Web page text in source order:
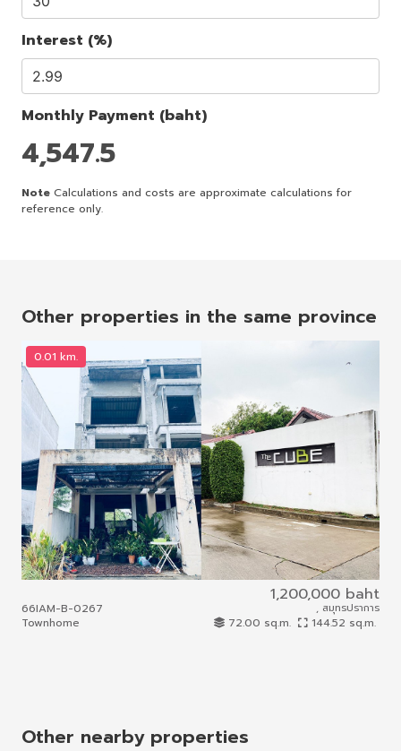
Interest (%)
Monthly Payment (baht)
4,547.5
Note Calculations and costs are approximate calculations for
reference only.
Other properties in the same province
0.01 km.
1,200,000 baht
66IAM-B-0267
Townhome
, สมุทรปราการ
72.00 sq.m. 144.52 sq.m.
Other nearby properties